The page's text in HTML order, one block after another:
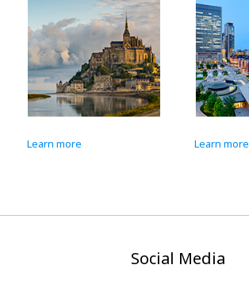
Learn more Learn more
Social Media